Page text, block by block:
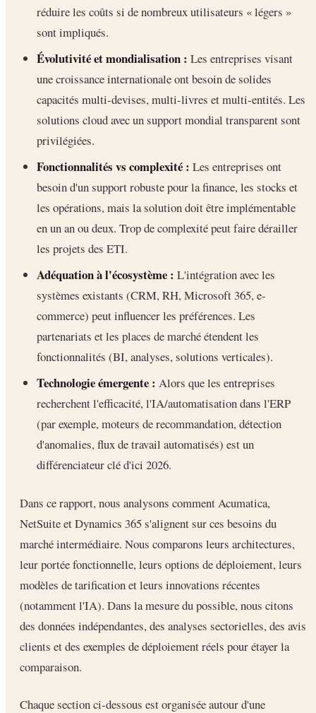
réduire les coûts si de nombreux utilisateurs « légers »
sont impliqués.
Évolutivité et mondialisation : Les entreprises visant
une croissance internationale ont besoin de solides
capacités multi-devises, multi-livres et multi-entités. Les
solutions cloud avec un support mondial transparent sont
privilégiées.
Fonctionnalités vs complexité : Les entreprises ont
besoin d'un support robuste pour la finance, les stocks et
les opérations, mais la solution doit être implémentable
en un an ou deux. Trop de complexité peut faire dérailler
les projets des ETI.
Adéquation à l'écosystème : L'intégration avec les
systèmes existants (CRM, RH, Microsoft 365, e-
commerce) peut influencer les préférences. Les
partenariats et les places de marché étendent les
fonctionnalités (BI, analyses, solutions verticales).
Technologie émergente : Alors que les entreprises
recherchent l'efficacité, l'IA/automatisation dans l'ERP
(par exemple, moteurs de recommandation, détection
d'anomalies, flux de travail automatisés) est un
différenciateur clé d'ici 2026.
Dans ce rapport, nous analysons comment Acumatica,
NetSuite et Dynamics 365 s'alignent sur ces besoins du
marché intermédiaire. Nous comparons leurs architectures,
leur portée fonctionnelle, leurs options de déploiement, leurs
modèles de tarification et leurs innovations récentes
(notamment l'IA). Dans la mesure du possible, nous citons
des données indépendantes, des analyses sectorielles, des avis
clients et des exemples de déploiement réels pour étayer la
comparaison.
Chaque section ci-dessous est organisée autour d'une